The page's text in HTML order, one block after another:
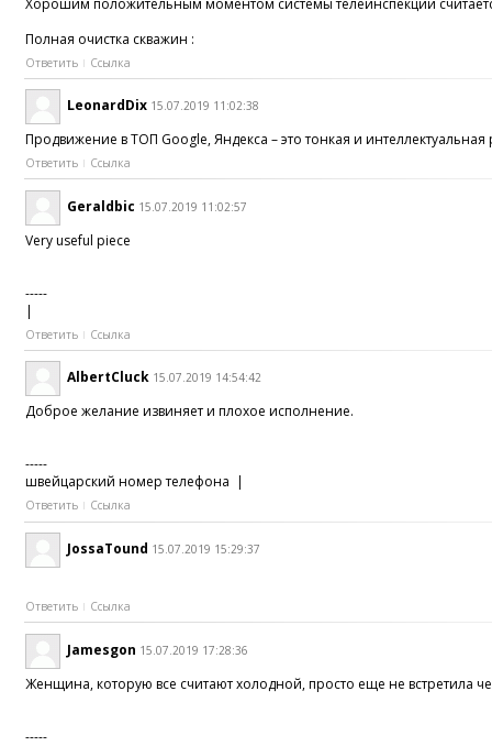
Полная очистка скважин :
Ответить Ссылка
LeonardDix 15.07.2019 11:02:38
Продвижение в ТОП Google, Яндекса – это тонкая и
Ответить Ссылка
Geraldbic 15.07.2019 11:02:57
Very useful piece
-----
|
Ответить Ссылка
AlbertCluck 15.07.2019 14:54:42
Доброе желание извиняет и плохое исполнение.
-----
швейцарский номер телефона |
Ответить Ссылка
JossaTound 15.07.2019 15:29:37
Ответить Ссылка
Jamesgon 15.07.2019 17:28:36
Женщина, которую все считают холодной, просто еще не встретила
-----